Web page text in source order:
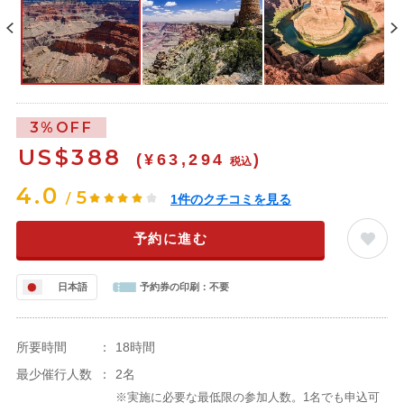
3%OFF
US$388 (¥63,294 税込)
4.0 / 5 1件のクチコミを見る
予約に進む
日本語 予約券の印刷： 不要
所要時間 ：
18時間
最少催行人数
： 2名
※実施に必要な最低限の参加人数。1名でも申込可